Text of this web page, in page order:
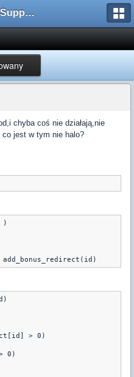
AMXX.pl: Support AMX Mod X i SourceMod
chyba coś nie działają,nie
jest w tym nie halo?
)
> 0)
0)